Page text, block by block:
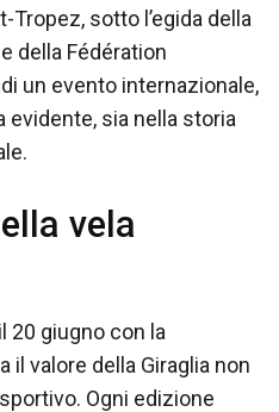
sotto l’egida della
della Fédération
un evento internazionale,
evidente, sia nella storia
vela
20 giugno con la
il valore della Giraglia non
Ogni edizione